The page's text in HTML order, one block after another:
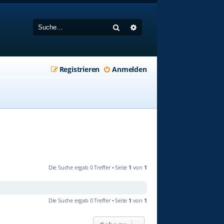
Suche
Anmelden
Registrieren
Die Suche ergab 0 Treffer • Seite 1 von 1
Die Suche ergab 0 Treffer • Seite 1 von 1